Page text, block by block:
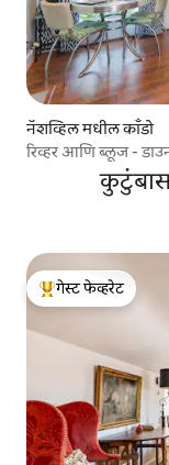
नॅशव्हिल मधील काँडो
रिव्हर आणि ब्लूज -
टॉप गेस्ट फेव्हरेट
गेस्ट फेव्हरेट